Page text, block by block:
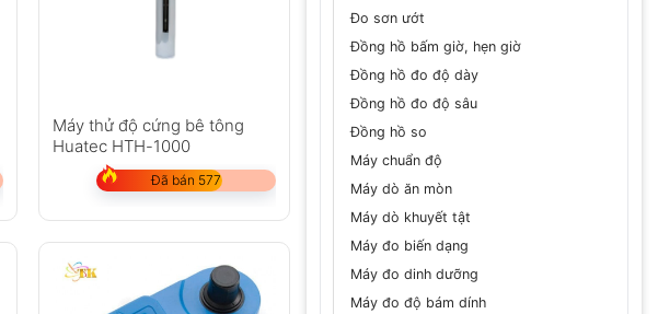
Đo sơn ướt
Đồng hồ bấm giờ, hẹn giờ
Đồng hồ đo độ dày
Đồng hồ đo độ sâu
Đồng hồ so
Máy chuẩn độ
Máy dò ăn mòn
Máy dò khuyết tật
Máy đo biến dạng
Máy đo dinh dưỡng
Máy đo độ bám dính
Máy thử độ cứng bê tông
Huatec HTH-1000
Đã bán 577